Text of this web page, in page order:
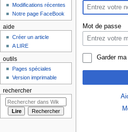
la
navigation
la
recherche
Mot de passe
Garder
Modifications récentes
Notre page FaceBook
aide
Créer un article
A LIRE
outils
Pages spéciales
Version imprimable
rechercher